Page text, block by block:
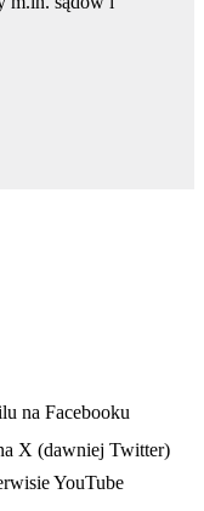
na Facebooku
X (dawniej Twitter)
YouTube